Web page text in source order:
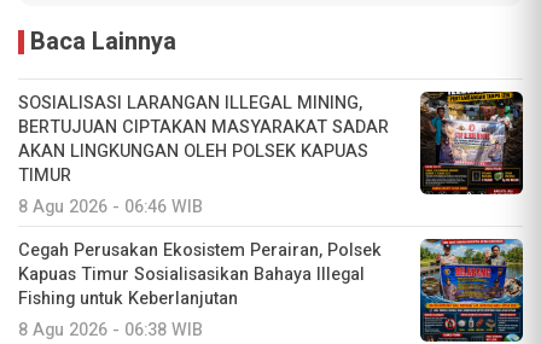
Baca Lainnya
SOSIALISASI LARANGAN ILLEGAL MINING,
BERTUJUAN CIPTAKAN MASYARAKAT SADAR
AKAN LINGKUNGAN OLEH POLSEK KAPUAS
TIMUR
8 Agu 2026 - 06:46 WIB
Cegah Perusakan Ekosistem Perairan, Polsek
Kapuas Timur Sosialisasikan Bahaya Illegal
Fishing untuk Keberlanjutan
8 Agu 2026 - 06:38 WIB